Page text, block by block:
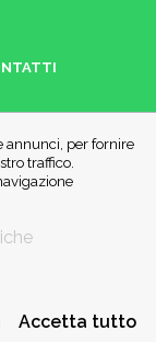
annunci, per fornire
traffico.
Accetta tutto
affiliazione di IBS.it
siti di recepire una
ultimi.